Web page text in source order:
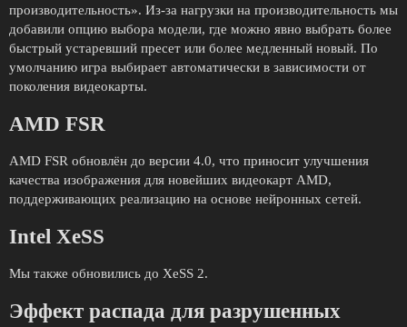
производительность». Из-за нагрузки на производительность мы
добавили опцию выбора модели, где можно явно выбрать более
быстрый устаревший пресет или более медленный новый. По
умолчанию игра выбирает автоматически в зависимости от
поколения видеокарты.
AMD FSR
AMD FSR обновлён до версии 4.0, что приносит улучшения
качества изображения для новейших видеокарт AMD,
поддерживающих реализацию на основе нейронных сетей.
Intel XeSS
Мы также обновились до XeSS 2.
Эффект распада для разрушенных